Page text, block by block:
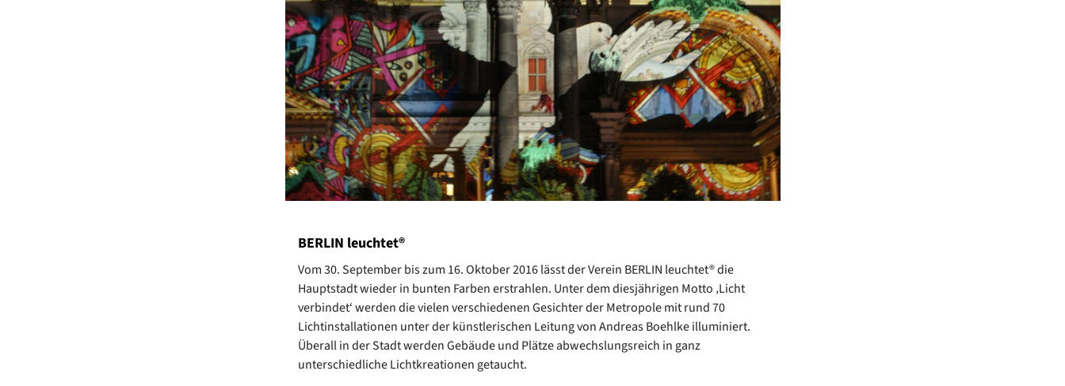
BERLIN leuchtet®
Vom 30. September bis zum 16. Oktober 2016 lässt der Verein BERLIN leuchtet® die
Hauptstadt wieder in bunten Farben erstrahlen. Unter dem diesjährigen Motto ‚Licht
verbindet‘ werden die vielen verschiedenen Gesichter der Metropole mit rund 70
Lichtinstallationen unter der künstlerischen Leitung von Andreas Boehlke illuminiert.
Überall in der Stadt werden Gebäude und Plätze abwechslungsreich in ganz
unterschiedliche Lichtkreationen getaucht.